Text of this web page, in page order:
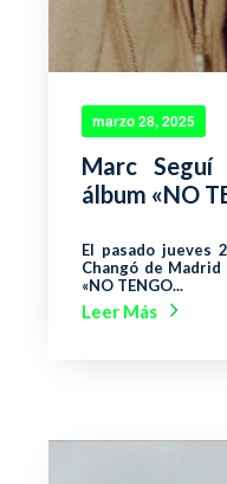
marzo 28, 2025
Marc Seguí
álbum «NO
El pasado jueves
Changó de
«NO TENGO...
Leer Más